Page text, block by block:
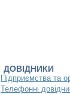
ДОВІДНИКИ
Підприємства та
Телефонні